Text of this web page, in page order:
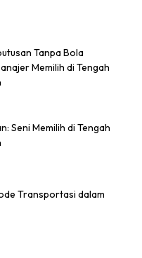
Tanpa Bola
Memilih di Tengah
Seni Memilih di Tengah
Transportasi dalam